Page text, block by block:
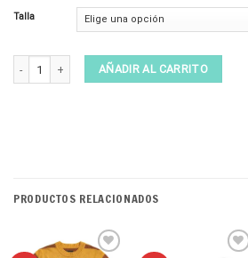
Talla
Camiseta Parlez Westerly White cantidad
AÑADIR AL CARRITO
PRODUCTOS RELACIONADOS